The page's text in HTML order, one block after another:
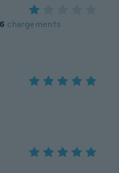
6 chargements